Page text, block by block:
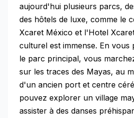
aujourd'hui plusieurs parcs,
des hôtels de luxe, comme le
Xcaret México et l'Hotel
culturel est immense. En vous
le parc principal, vous
sur les traces des Mayas, au
d'un ancien port et centre
pouvez explorer un village
assister à des danses